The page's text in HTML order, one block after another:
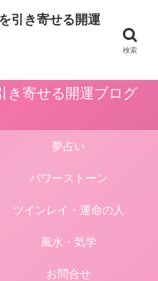
気アップ法は人生をより楽しく
々な占いやパワーストーンによ
き寄せる開運ブログ
夢占い
パワーストーン
ツインレイ・運命の人
風水・気学
お問合せ
引き寄せる開運
検索